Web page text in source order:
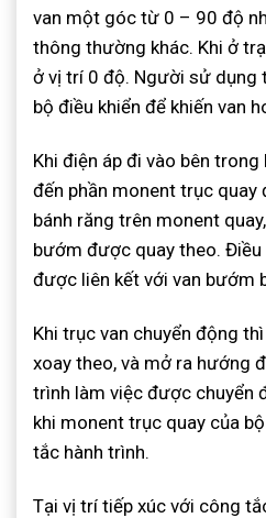
van một góc từ 0 – 90 độ
thông thường khác. Khi ở
ở vị trí 0 độ. Người sử dụng
bộ điều khiển để khiến van
Khi điện áp đi vào bên
đến phần monent trục quay
bánh răng trên monent
bướm được quay theo. Điều
được liên kết với van bướm
Khi trục van chuyển động
xoay theo, và mở ra hướng
trình làm việc được chuyển
khi monent trục quay của
tắc hành trình.
Tại vị trí tiếp xúc với công